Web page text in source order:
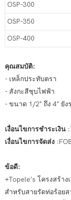
OSP-300
OSP-350
OSP-400
คุณสมบัติ:
- เหล็กประทับตรา
- สังกะสีชุบไฟฟ้า
- ขนาด 1/2" ถึง 4" ยัง
เงื่อนไขการชำระเงิน
เงื่อนไขการจัดส่ง
ข้อดี:
+Topele’s โครงสร้า
สำหรับสายรัดท่อร้อย